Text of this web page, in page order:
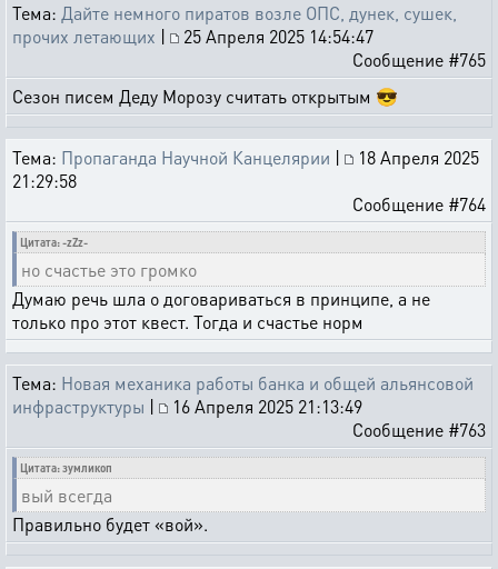
Тема: Дайте немного пиратов возле ОПС, дунек, сушек,
прочих летающих |
25 Апреля 2025 14:54:47
Сообщение #765
Сезон писем Деду Морозу считать открытым 😎
Тема: Пропаганда Научной Канцелярии |
18 Апреля 2025
21:29:58
Сообщение #764
Цитата: -zZz-
но счастье это громко
Думаю речь шла о договариваться в принципе, а не
только про этот квест. Тогда и счастье норм
Тема: Новая механика работы банка и общей альянсовой
инфраструктуры |
16 Апреля 2025 21:13:49
Сообщение #763
Цитата: зумликоп
вый всегда
Правильно будет «вой».